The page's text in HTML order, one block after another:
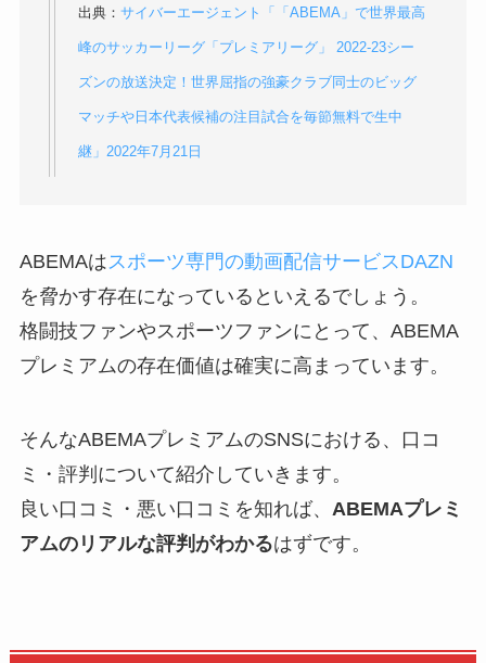
出典： サイバーエージェント「「ABEMA」で世界最高
峰のサッカーリーグ「プレミアリーグ」 2022-23シー
ズンの放送決定！世界屈指の強豪クラブ同士のビッグ
マッチや日本代表候補の注目試合を毎節無料で生中
継」2022年7月21日
ABEMAはスポーツ専門の動画配信サービスDAZN
を脅かす存在になっているといえるでしょう。
格闘技ファンやスポーツファンにとって、ABEMA
プレミアムの存在価値は確実に高まっています。
そんなABEMAプレミアムのSNSにおける、口コ
ミ・評判について紹介していきます。
良い口コミ・悪い口コミを知れば、 ABEMAプレミ
アムのリアルな評判がわかるはずです。